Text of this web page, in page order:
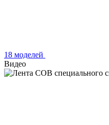
18 моделей
Видео